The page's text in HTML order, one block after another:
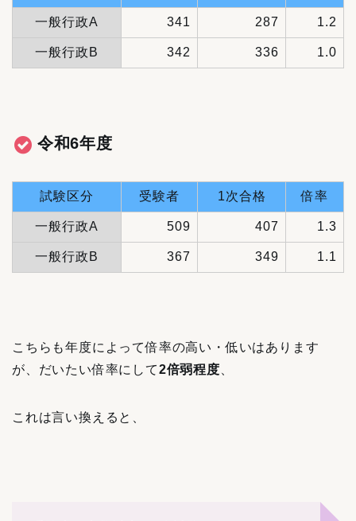
一般行政A 341 287 1.2
一般行政B 342 336 1.0
令和6年度
試験区分 受験者 1次合格 倍率
一般行政A 509 407 1.3
一般行政B 367 349 1.1
こちらも年度によって倍率の高い・低いはあります
が、だいたい倍率にして2倍弱程度、
これは言い換えると、